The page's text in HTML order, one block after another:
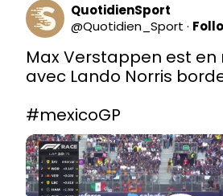
QuotidienSport
@Quotidien_Sport ·
Max Verstappen est en
avec Lando Norris
#mexicoGP